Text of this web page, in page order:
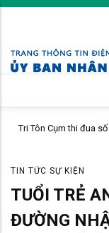
Skip
content
Tri Tôn Cụm thi đua
TIN TỨC SỰ KIỆN
TUỔI TRẺ
ĐƯỜNG